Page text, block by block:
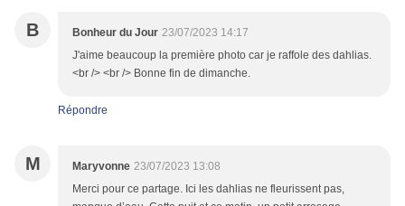
B Bonheur du Jour 23/07/2023 14:17
J'aime beaucoup la première photo car je raffole des dahlias.
<br /> <br /> Bonne fin de dimanche.
Répondre
M Maryvonne 23/07/2023 13:08
Merci pour ce partage. Ici les dahlias ne fleurissent pas,